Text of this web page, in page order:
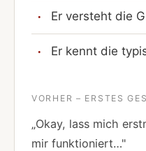
Er versteht die
Er kennt die
VORHER – ERSTES
„Okay, lass mich
mir funktioniert…"